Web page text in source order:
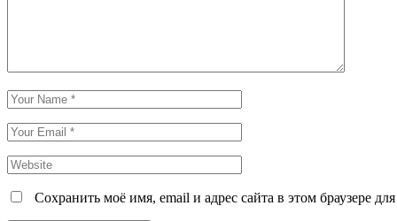
Сохранить моё имя, email и адрес сайта в этом браузере